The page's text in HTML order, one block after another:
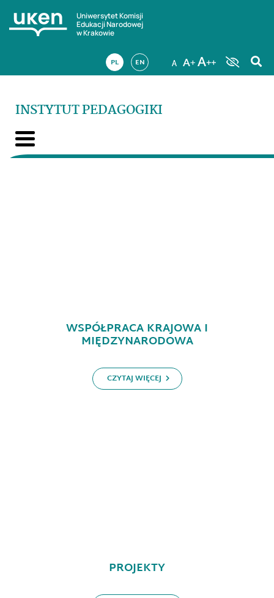
Uniwersytet Komisji
Edukacji Narodowej
w Krakowie
PL EN
INSTYTUT PEDAGOGIKI
WSPÓŁPRACA KRAJOWA I
MIĘDZYNARODOWA
CZYTAJ WIĘCEJ
PROJEKTY